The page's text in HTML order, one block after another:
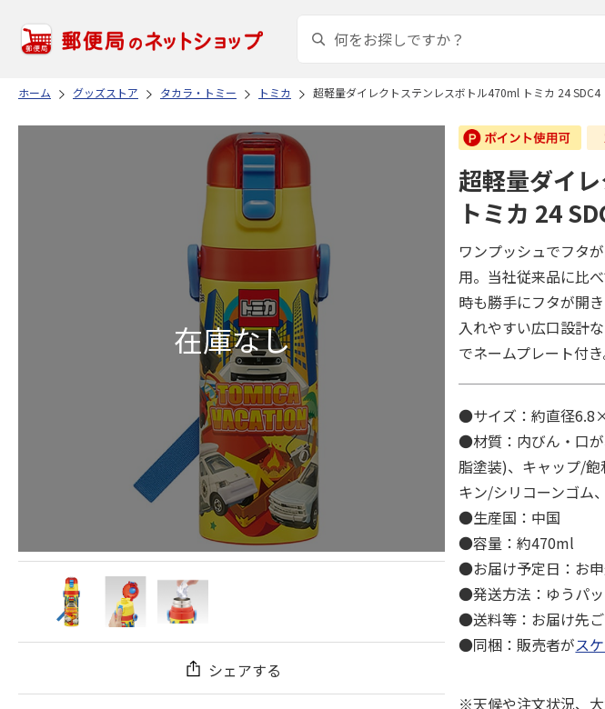
ホーム グッズストア タカラ・トミー トミカ 超軽量ダイレクトステンレスボトル470ml トミカ 24 SDC4
シェアする
超軽量ダイ
トミカ 24
ワンプッシュでフタ
用。当社従来品に比
時も勝手にフタが開
入れやすい広口設計
でネームプレート付
●サイズ：約直径
●材質：内びん・口
脂塗装)、キャップ/
キン/シリコーンゴム
●生産国：中国
●容量：約470ml
●お届け予定日：お申
●発送方法：ゆうパ
●送料等：お届け先
●同梱：販売者がス
※天候や注文状況、